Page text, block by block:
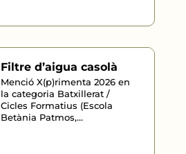
Filtre d’aigua casolà
Menció X(p)rimenta 2026 en
la categoria Batxillerat /
Cicles Formatius (Escola
Betània Patmos,...